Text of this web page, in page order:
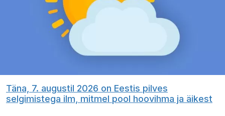
Täna, 7. augustil 2026 on Eestis pilves
selgimistega ilm, mitmel pool hoovihma ja äikest